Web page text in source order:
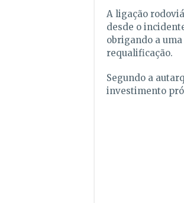
A ligação
desde o
obrigando a
requalificação.
Segundo a
investimento